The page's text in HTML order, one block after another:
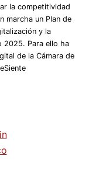
la competitividad
marcha un Plan de
y la
2025. Para ello ha
de la Cámara de